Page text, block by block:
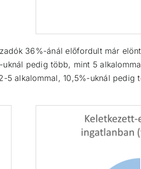
36%-ánál előfordult már
pedig több, mint 5
5 alkalommal, 10,5%-uknál pedig